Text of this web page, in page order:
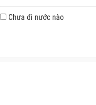
Chưa đi nước nào